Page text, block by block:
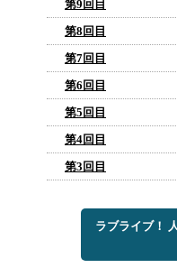
第9回目
第8回目
第7回目
第6回目
第5回目
第4回目
第3回目
ラブライブ！